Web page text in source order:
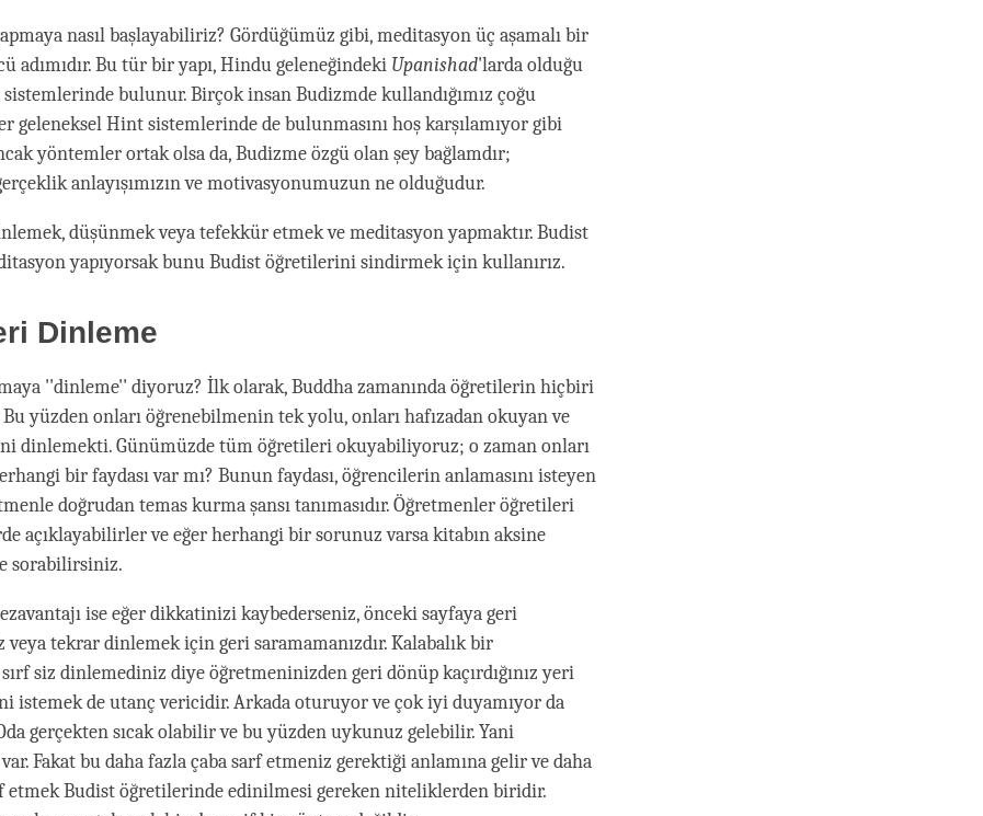
nasıl başlayabiliriz? Gördüğümüz gibi, meditasyon üç aşamalı bir
adımıdır. Bu tür bir yapı, Hindu geleneğindeki Upanishad'larda olduğu
bulunur. Birçok insan Budizmde kullandığımız çoğu
geleneksel Hint sistemlerinde de bulunmasını hoş karşılamıyor gibi
yöntemler ortak olsa da, Budizme özgü olan şey bağlamdır;
anlayışımızın ve motivasyonumuzun ne olduğudur.
düşünmek veya tefekkür etmek ve meditasyon yapmaktır. Budist
yapıyorsak bunu Budist öğretilerini sindirmek için kullanırız.
Dinleme
''dinleme'' diyoruz? İlk olarak, Buddha zamanında öğretilerin hiçbiri
Bu yüzden onları öğrenebilmenin tek yolu, onları hafızadan okuyan ve
dinlemekti. Günümüzde tüm öğretileri okuyabiliyoruz; o zaman onları
bir faydası var mı? Bunun faydası, öğrencilerin anlamasını isteyen
doğrudan temas kurma şansı tanımasıdır. Öğretmenler öğretileri
açıklayabilirler ve eğer herhangi bir sorunuz varsa kitabın aksine
sorabilirsiniz.
ise eğer dikkatinizi kaybederseniz, önceki sayfaya geri
veya tekrar dinlemek için geri saramamanızdır. Kalabalık bir
siz dinlemediniz diye öğretmeninizden geri dönüp kaçırdığınız yeri
istemek de utanç vericidir. Arkada oturuyor ve çok iyi duyamıyor da
gerçekten sıcak olabilir ve bu yüzden uykunuz gelebilir. Yani
Fakat bu daha fazla çaba sarf etmeniz gerektiği anlamına gelir ve daha
etmek Budist öğretilerinde edinilmesi gereken niteliklerden biridir.